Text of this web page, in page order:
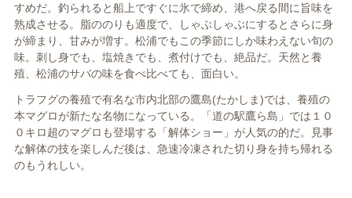
すめだ。釣られると船上ですぐに氷で締め、港へ戻る間に旨味を
熟成させる。脂ののりも適度で、しゃぶしゃぶにするとさらに身
が締まり、甘みが増す。松浦でもこの季節にしか味わえない旬の
味。刺し身でも、塩焼きでも、煮付けでも、絶品だ。天然と養
殖、松浦のサバの味を食べ比べても、面白い。
トラフグの養殖で有名な市内北部の鷹島(たかしま)では、養殖の
本マグロが新たな名物になっている。「道の駅鷹ら島」では１０
０キロ超のマグロも登場する「解体ショー」が人気の的だ。見事
な解体の技を楽しんだ後は、急速冷凍された切り身を持ち帰れる
のもうれしい。